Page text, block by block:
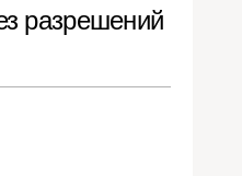
разрешений